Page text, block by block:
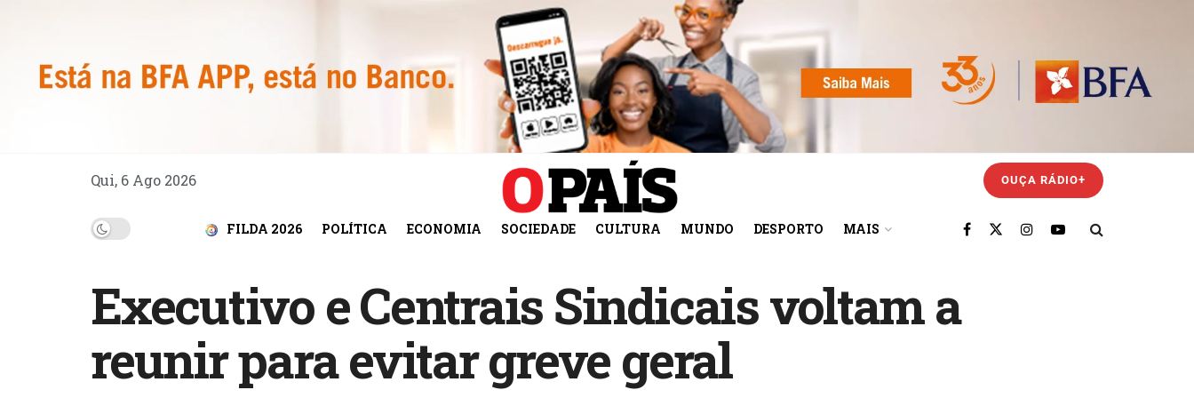
Qui, 6 Ago 2026 OUÇA RÁDIO+
FILDA 2026 POLÍTICA ECONOMIA SOCIEDADE CULTURA MUNDO DESPORTO MAIS
Executivo e Centrais Sindicais voltam a
reunir para evitar greve geral